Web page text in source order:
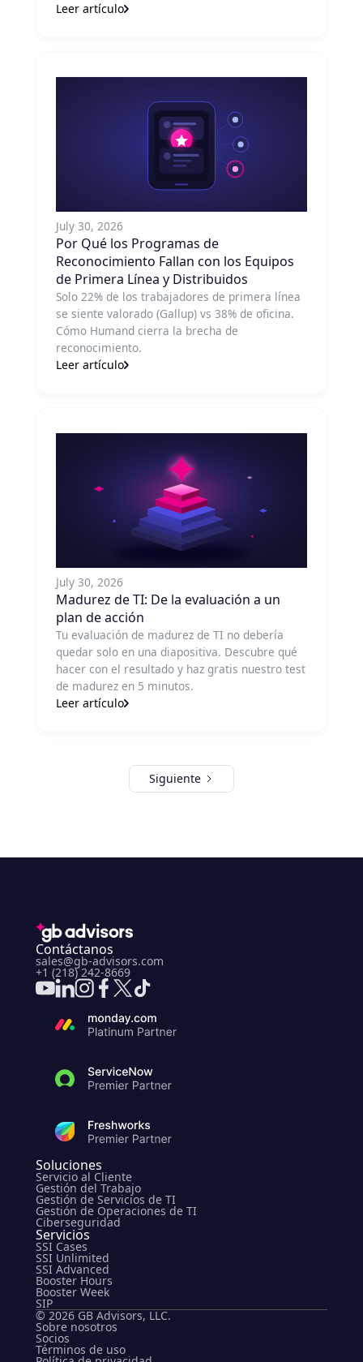
Leer artículo
July 30, 2026
Por Qué los Programas de
Reconocimiento Fallan con los Equipos
de Primera Línea y Distribuidos
Solo 22% de los trabajadores de primera línea
se siente valorado (Gallup) vs 38% de oficina.
Cómo Humand cierra la brecha de
reconocimiento.
Leer artículo
July 30, 2026
Madurez de TI: De la evaluación a un
plan de acción
Tu evaluación de madurez de TI no debería
quedar solo en una diapositiva. Descubre qué
hacer con el resultado y haz gratis nuestro test
de madurez en 5 minutos.
Leer artículo
Siguiente
Contáctanos
sales@gb-advisors.com
+1 (218) 242-8669
Soluciones
Servicio al Cliente
Gestión del Trabajo
Gestión de Servicios de TI
Gestión de Operaciones de TI
Ciberseguridad
Servicios
SSI Cases
SSI Unlimited
SSI Advanced
Booster Hours
Booster Week
SIP
© 2026 GB Advisors, LLC.
Sobre nosotros
Socios
Términos de uso